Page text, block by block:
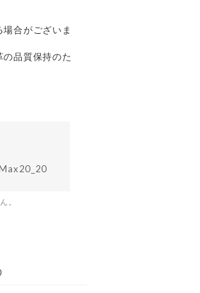
合がございま
品質保持のた
。